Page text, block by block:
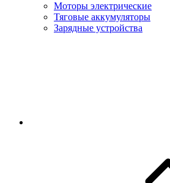
Моторы электрические
Тяговые аккумуляторы
Зарядные устройства